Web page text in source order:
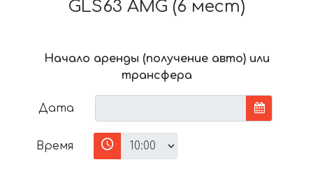
GLS63 AMG (6 мест)
Начало аренды (получение авто) или
трансфера
Дата
Время